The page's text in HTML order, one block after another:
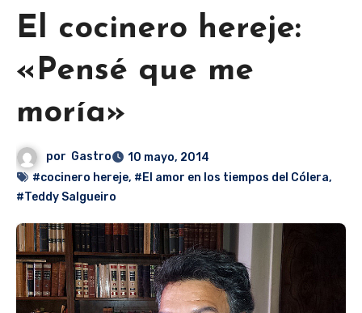
El cocinero hereje:
«Pensé que me
moría»
por Gastro
10 mayo, 2014
#cocinero hereje, #El amor en los tiempos del Cólera,
#Teddy Salgueiro